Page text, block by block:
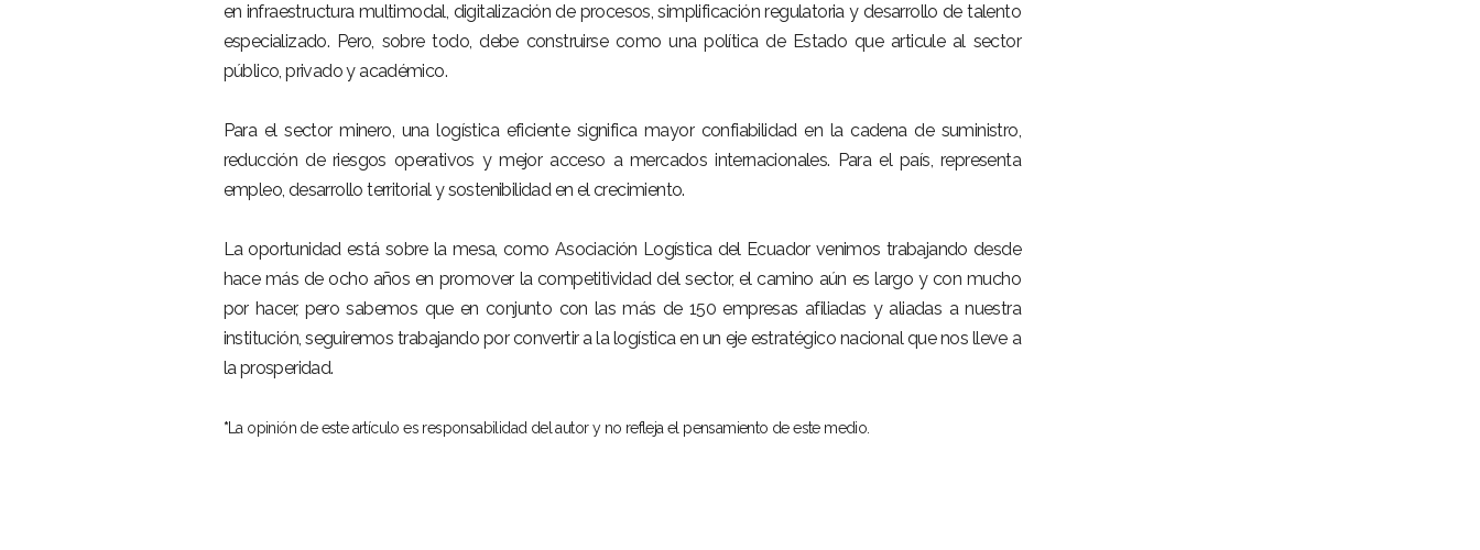
en infraestructura multimodal, digitalización de procesos, simplificación regulatoria y desarrollo de talento
especializado. Pero, sobre todo, debe construirse como una política de Estado que articule al sector
público, privado y académico.
Para el sector minero, una logística eficiente significa mayor confiabilidad en la cadena de suministro,
reducción de riesgos operativos y mejor acceso a mercados internacionales. Para el país, representa
empleo, desarrollo territorial y sostenibilidad en el crecimiento.
La oportunidad está sobre la mesa, como Asociación Logística del Ecuador venimos trabajando desde
hace más de ocho años en promover la competitividad del sector, el camino aún es largo y con mucho
por hacer, pero sabemos que en conjunto con las más de 150 empresas afiliadas y aliadas a nuestra
institución, seguiremos trabajando por convertir a la logística en un eje estratégico nacional que nos lleve a
la prosperidad.
*La opinión de este artículo es responsabilidad del autor y no refleja el pensamiento de este medio.